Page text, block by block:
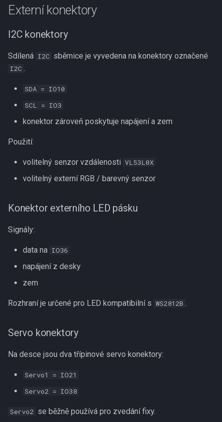
Externí konektory
I2C konektory
Sdílená I2C sběrnice je vyvedena na konektory označené
I2C .
SDA = IO10
SCL = IO3
konektor zároveň poskytuje napájení a zem
Použití:
volitelný senzor vzdálenosti VL53L0X
volitelný externí RGB / barevný senzor
Konektor externího LED pásku
Signály:
data na IO36
napájení z desky
zem
Rozhraní je určené pro LED kompatibilní s WS2812B .
Servo konektory
Na desce jsou dva třípinové servo konektory:
Servo1 = IO21
Servo2 = IO38
Servo2 se běžně používá pro zvedání fixy.